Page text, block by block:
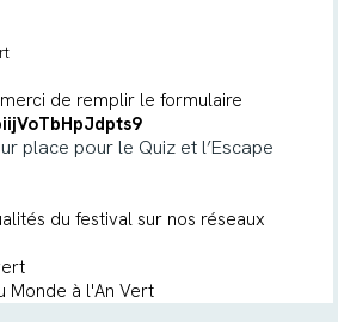
de remplir le formulaire
place pour le Quiz et l’Escape
du festival sur nos réseaux
Monde à l'An Vert